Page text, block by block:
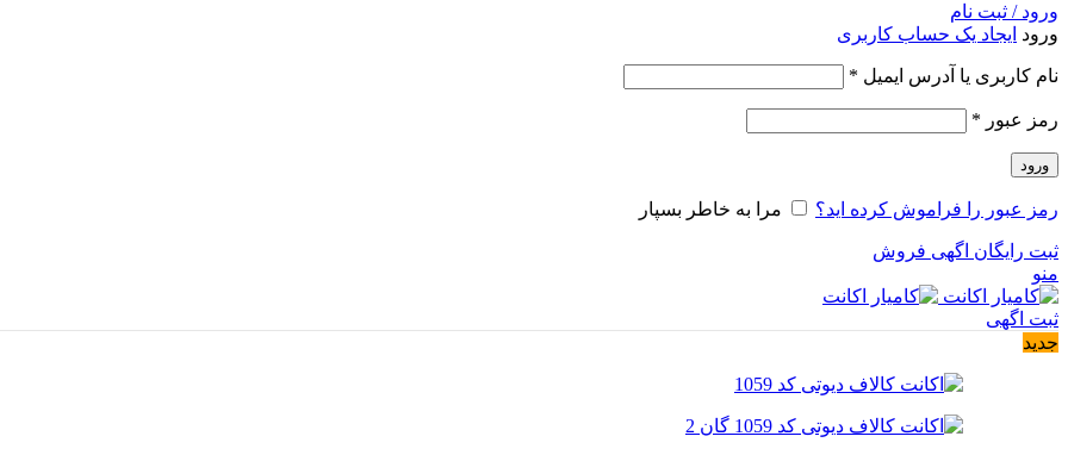
ورود / ثبت نام
ورود ایجاد یک حساب کاربری
نام کاربری یا آدرس ایمیل *
رمز عبور *
ورود
رمز عبور را فراموش کرده اید؟ مرا به خاطر بسپار
ثبت رایگان اگهی فروش
منو
ثبت اگهی
جدید